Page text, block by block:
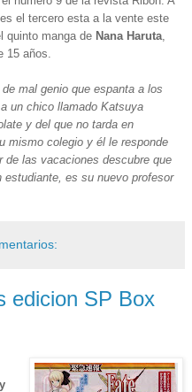
el tercero esta a la vente este
quinto manga de Nana Haruta,
15 años.
mal genio que espanta a los
un chico llamado Katsuya
y del que no tarda en
mismo colegio y él le responde
las vacaciones descubre que
estudiante, es su nuevo profesor
edicion SP Box